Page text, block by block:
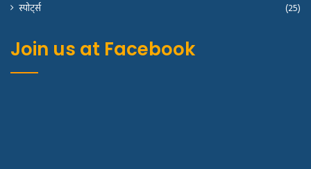
स्पोर्ट्स
(25)
Join us at Facebook